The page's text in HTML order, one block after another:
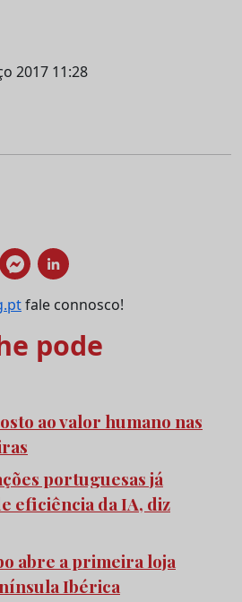
2017 11:28
fale connosco!
pode
ao valor humano nas
portuguesas já
eficiência da IA, diz
abre a primeira loja
Ibérica